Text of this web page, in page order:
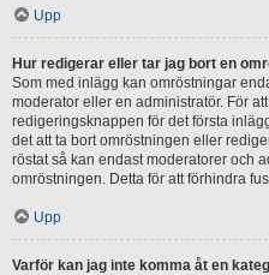
Upp
Hur redigerar eller tar jag bort en
Som med inlägg kan omröstningar
moderator eller en administratör. För
redigeringsknappen för det första
det att ta bort omröstningen eller
röstat så kan endast moderatorer och
omröstningen. Detta för att förhindra
Upp
Varför kan jag inte komma åt en